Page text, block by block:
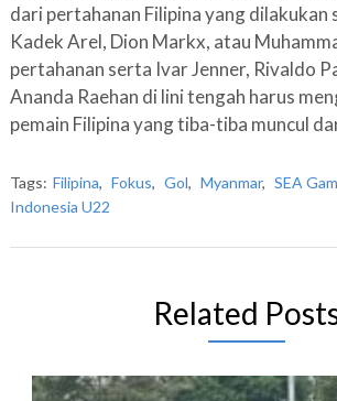
dari pertahanan Filipina yang dilakukan
Kadek Arel, Dion Markx, atau
pertahanan serta Ivar Jenner, Rivaldo
Ananda Raehan di lini tengah harus
pemain Filipina yang tiba-tiba muncul
Tags: Filipina, Fokus, Gol, Myanmar, SEA
Indonesia U22
Related